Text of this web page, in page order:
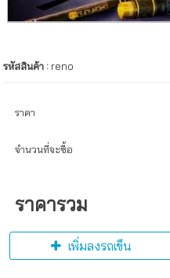
รหัสสินค้า : reno
ราคา
จำนวนที่จะซื้อ
ราคารวม
เพิ่มลงรถเข็น